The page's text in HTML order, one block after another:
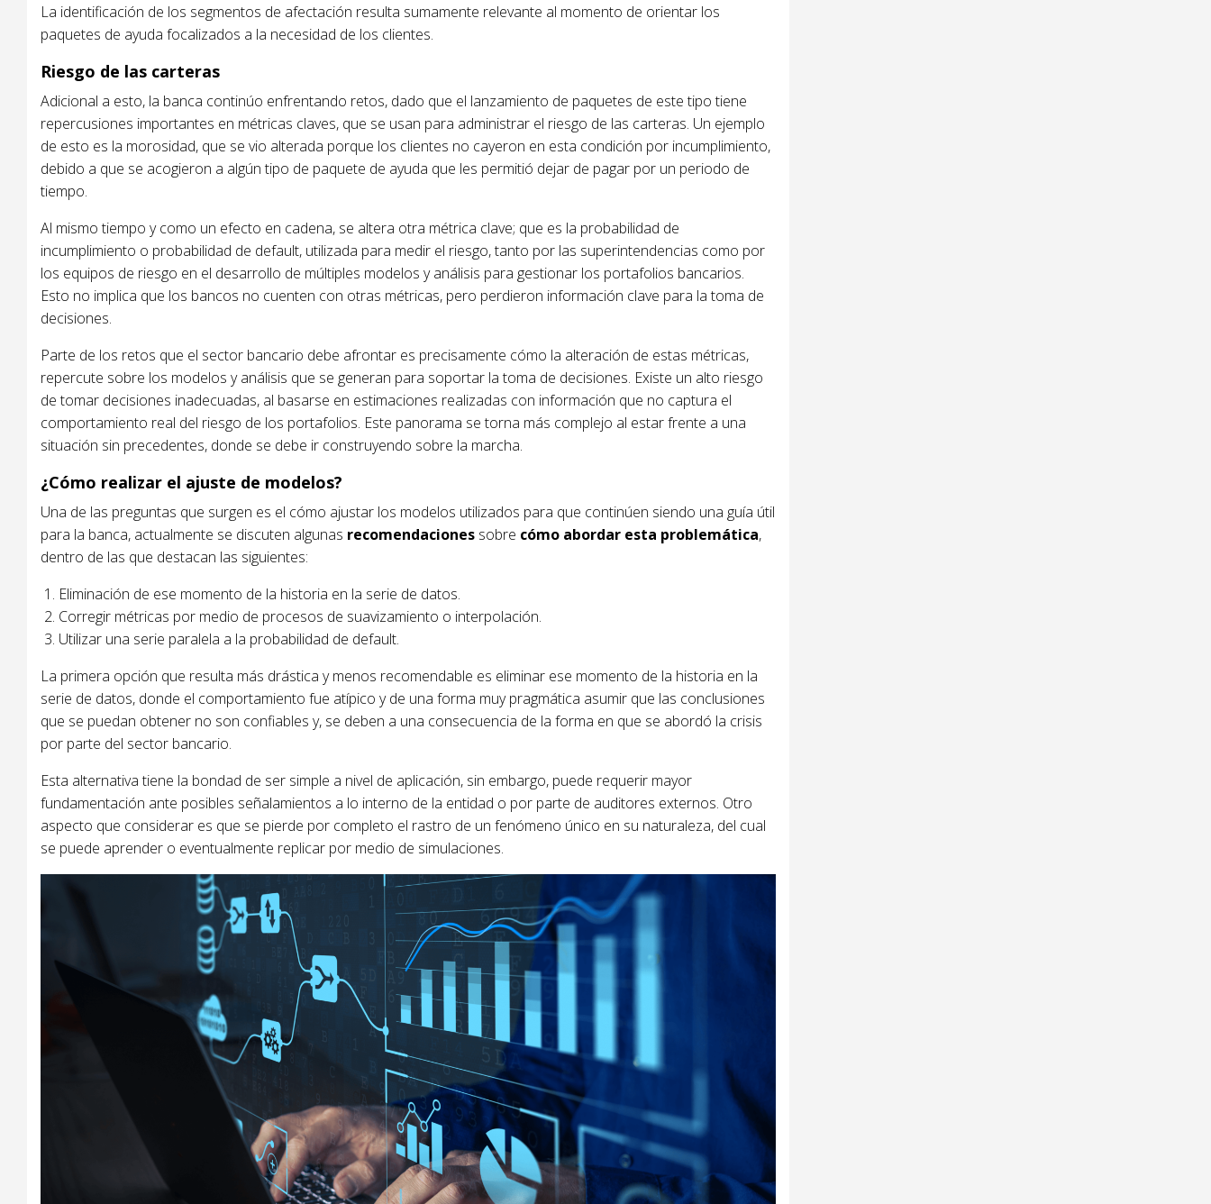
La identificación de los segmentos de afectación resulta sumamente relevante al momento de orientar los
paquetes de ayuda focalizados a la necesidad de los clientes.
Riesgo de las carteras
Adicional a esto, la banca continúo enfrentando retos, dado que el lanzamiento de paquetes de este tipo tiene
repercusiones importantes en métricas claves, que se usan para administrar el riesgo de las carteras. Un ejemplo
de esto es la morosidad, que se vio alterada porque los clientes no cayeron en esta condición por incumplimiento,
debido a que se acogieron a algún tipo de paquete de ayuda que les permitió dejar de pagar por un periodo de
tiempo.
Al mismo tiempo y como un efecto en cadena, se altera otra métrica clave; que es la probabilidad de
incumplimiento o probabilidad de default, utilizada para medir el riesgo, tanto por las superintendencias como por
los equipos de riesgo en el desarrollo de múltiples modelos y análisis para gestionar los portafolios bancarios.
Esto no implica que los bancos no cuenten con otras métricas, pero perdieron información clave para la toma de
decisiones.
Parte de los retos que el sector bancario debe afrontar es precisamente cómo la alteración de estas métricas,
repercute sobre los modelos y análisis que se generan para soportar la toma de decisiones. Existe un alto riesgo
de tomar decisiones inadecuadas, al basarse en estimaciones realizadas con información que no captura el
comportamiento real del riesgo de los portafolios. Este panorama se torna más complejo al estar frente a una
situación sin precedentes, donde se debe ir construyendo sobre la marcha.
¿Cómo realizar el ajuste de modelos?
Una de las preguntas que surgen es el cómo ajustar los modelos utilizados para que continúen siendo una guía útil
para la banca, actualmente se discuten algunas recomendaciones sobre cómo abordar esta problemática,
dentro de las que destacan las siguientes:
Eliminación de ese momento de la historia en la serie de datos.
Corregir métricas por medio de procesos de suavizamiento o interpolación.
Utilizar una serie paralela a la probabilidad de default.
La primera opción que resulta más drástica y menos recomendable es eliminar ese momento de la historia en la
serie de datos, donde el comportamiento fue atípico y de una forma muy pragmática asumir que las conclusiones
que se puedan obtener no son confiables y, se deben a una consecuencia de la forma en que se abordó la crisis
por parte del sector bancario.
Esta alternativa tiene la bondad de ser simple a nivel de aplicación, sin embargo, puede requerir mayor
fundamentación ante posibles señalamientos a lo interno de la entidad o por parte de auditores externos. Otro
aspecto que considerar es que se pierde por completo el rastro de un fenómeno único en su naturaleza, del cual
se puede aprender o eventualmente replicar por medio de simulaciones.